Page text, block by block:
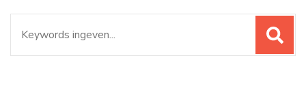
naar: